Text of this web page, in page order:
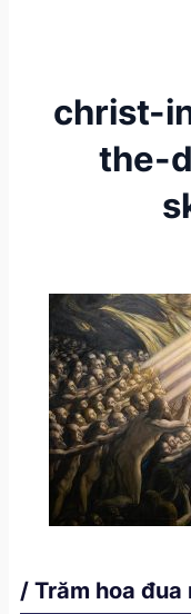
christ-
the-
/ Trăm hoa đua